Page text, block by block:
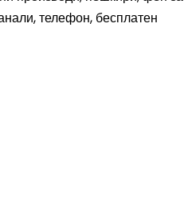
телефон, бесплатен